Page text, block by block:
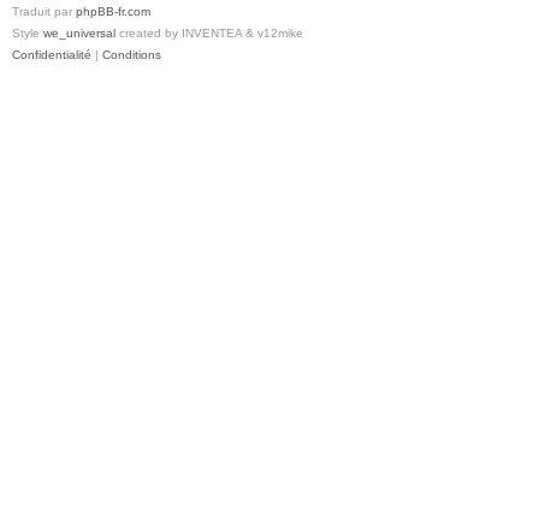
Traduit par phpBB-fr.com
Style we_universal created by INVENTEA & v12mike
Confidentialité | Conditions